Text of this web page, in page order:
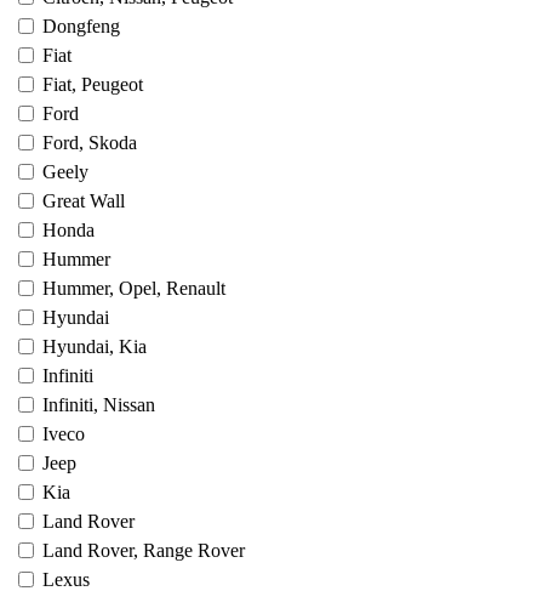
Dongfeng
Fiat
Fiat, Peugeot
Ford
Ford, Skoda
Geely
Great Wall
Honda
Hummer
Hummer, Opel, Renault
Hyundai
Hyundai, Kia
Infiniti
Infiniti, Nissan
Iveco
Jeep
Kia
Land Rover
Land Rover, Range Rover
Lexus